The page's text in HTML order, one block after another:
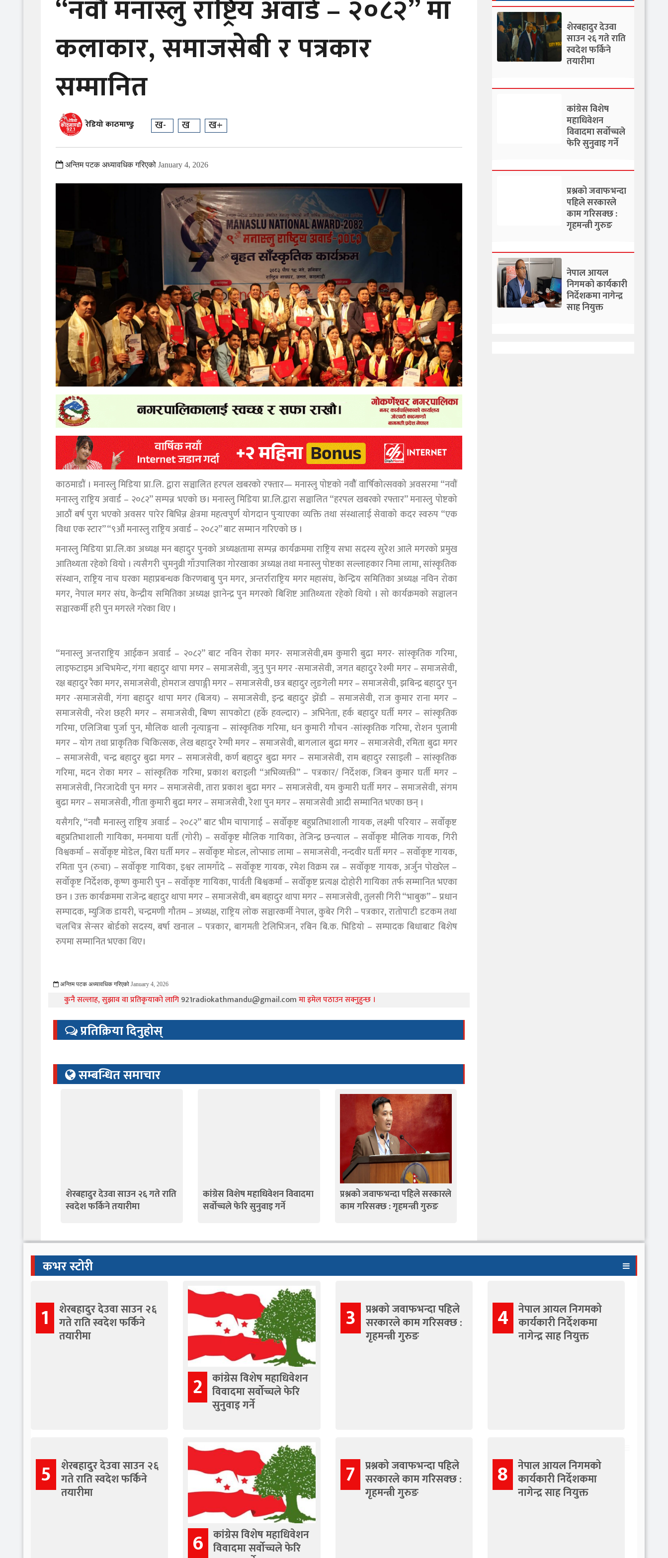
“नवौं मनास्लु राष्ट्रिय अवार्ड – २०८२” मा
कलाकार, समाजसेबी र पत्रकार
सम्मानित
रेडियो काठमाण्डु ख- ख ख+
अन्तिम पटक अध्यावधिक गरिएको January 4, 2026
काठमाडौं । मनास्लु मिडिया प्रा.लि. द्वारा सञ्चालित हरपल खबरको रफ्तार— मनास्लु पोष्टको नवौैं वार्षिकोत्सवको अवसरमा “नवौं
मनास्लु राष्ट्रिय अवार्ड – २०८२” सम्पन्न भएको छ। मनास्लु मिडिया प्रा.लि.द्वारा सञ्चालित “हरपल खबरको रफ्तार” मनास्लु पोष्टको
आठौं बर्ष पुरा भएको अवसर पारेर बिभिन्न क्षेत्रमा महत्वपुर्ण योगदान पुर्‍याएका व्यक्ति तथा संस्थालाई सेवाको कदर स्वरुप “एक
विधा एक स्टार” “९औं मनास्लु राष्ट्रिय अवार्ड – २०८२” बाट सम्मान गरिएको छ ।
मनास्लु मिडिया प्रा.लि.का अध्यक्ष मन बहादुर पुनको अध्यक्षतामा सम्पन्न कार्यक्रममा राष्ट्रिय सभा सदस्य सुरेश आले मगरको प्रमुख
आतिथ्यता रहेको थियो । त्यसैगरी चुमनुव्री गाँउपालिका गोरखाका अध्यक्ष तथा मनास्लु पोष्टका सल्लाहकार निमा लामा, सांस्कृतिक
संस्थान, राष्ट्रिय नाच घरका महाप्रबन्धक किरणबाबु पुन मगर, अन्तर्राराष्ट्रिय मगर महासंघ, केन्द्रिय समितिका अध्यक्ष नविन रोका
मगर, नेपाल मगर संघ, केन्द्रीय समितिका अध्यक्ष ज्ञानेन्द्र पुन मगरको बिशिष्ट आतिथ्यता रहेको थियो । सो कार्यक्रमको सञ्चालन
सञ्चारकर्मी हरी पुन मगरले गरेका थिए ।
“मनास्लु अन्तराष्ट्रिय आईकन अवार्ड – २०८२” बाट नविन रोका मगर- समाजसेवी,बम कुमारी बुढा मगर- सांस्कृतिक गरिमा,
लाइफटाइम अचिभमेन्ट, गंगा बहादुर थापा मगर – समाजसेवी, जुनु पुन मगर -समाजसेवी, जगत बहादुर रेश्मी मगर – समाजसेवी,
रक्ष बहादुर रैका मगर, समाजसेवी, होमराज खपाङ्गी मगर – समाजसेवी, छत्र बहादुर लुङगेली मगर – समाजसेवी, झबिन्द्र बहादुर पुन
मगर -समाजसेवी, गंगा बहादुर थापा मगर (बिजय) – समाजसेवी, इन्द्र बहादुर झेंडी – समाजसेवी, राज कुमार राना मगर –
समाजसेवी, नरेश छहरी मगर – समाजसेवी, बिष्ण सापकोटा (हर्के हवल्दार) – अभिनेता, हर्क बहादुर घर्ती मगर – सांस्कृतिक
गरिमा, एलिजिबा पुर्जा पुन, मौलिक थाली नृत्याङ्गना – सांस्कृतिक गरिमा, धन कुमारी गौचन -सांस्कृतिक गरिमा, रोशन पुलामी
मगर – योग तथा प्राकृतिक चिकित्सक, लेख बहादुर रेग्मी मगर – समाजसेवी, बागलाल बुढा मगर – समाजसेवी, रमिता बुढा मगर
– समाजसेवी, चन्द्र बहादुर बुढा मगर – समाजसेवी, कर्ण बहादुर बुढा मगर – समाजसेवी, राम बहादुर रसाइली – सांस्कृतिक
गरिमा, मदन रोका मगर – सांस्कृतिक गरिमा, प्रकाश बराइली “अभिव्यक्ती” – पत्रकार/ निर्देशक, जिबन कुमार घर्ती मगर –
समाजसेवी, निरजादेवी पुन मगर – समाजसेवी, तारा प्रकाश बुढा मगर – समाजसेवी, यम कुमारी घर्ती मगर – समाजसेवी, संगम
बुढा मगर – समाजसेवी, गीता कुमारी बुढा मगर – समाजसेवी, रेशा पुन मगर – समाजसेवी आदी सम्मानित भएका छन् ।
यसैगरि, “नवौै मनास्लु राष्ट्रिय अवार्ड – २०८२” बाट भीम चापागाई – सर्वोकृष्ट बहुप्रतिभाशाली गायक, लक्ष्मी परियार – सर्वोकृष्ट
बहुप्रतिभाशाली गायिका, मनमाया घर्ती (गोरी) – सर्वोकृष्ट मौलिक गायिका, तेजिन्द्र छन्त्याल – सर्वोकृष्ट मौलिक गायक, गिरी
विश्वकर्मा – सर्वोकृष्ट मोडेल, बिरा घर्ती मगर – सर्वोकृष्ट मोडल, लोप्साङ लामा – समाजसेवी, नन्दवीर घर्ती मगर – सर्वोकृष्ट गायक,
रमिता पुन (रुचा) – सर्वोकृष्ट गायिका, इश्वर लामगाँदे – सर्वोकृष्ट गायक, रमेश विक्रम रत्न – सर्वोकृष्ट गायक, अर्जुन पोखरेल –
सर्वोकृष्ट निर्देशक, कृष्ण कुमारी पुन – सर्वोकृष्ट गायिका, पार्वती बिश्वकर्मा – सर्वोकृष्ट प्रत्यक्ष दोहोरी गायिका तर्फ सम्मानित भएका
छन । उक्त कार्यक्रममा राजेन्द्र बहादुर थापा मगर – समाजसेवी, बम बहादुर थापा मगर – समाजसेवी, तुलसी गिरी “भाबुक” – प्रधान
सम्पादक, म्युजिक डायरी, चन्द्रमणी गौतम – अध्यक्ष, राष्ट्रिय लोक सञ्चारकर्मी नेपाल, कुबेर गिरी – पत्रकार, रातोपाटी डटकम तथा
चलचित्र सेन्सर बोर्डको सदस्य, बर्षा खनाल – पत्रकार, बागमती टेलिभिजन, रबिन बि.क. भिडियो – सम्पादक बिधाबाट बिशेष
रुपमा सम्मानित भएका थिए।
अन्तिम पटक अध्यावधिक गरिएको January 4, 2026
कुनै सल्लाह, सुझाव वा प्रतिकृयाको लागि921radiokathmandu@gmail.comमा इमेल पठाउन सक्नुहुन्छ ।
प्रतिक्रिया दिनुहोस्
सम्बन्धित समाचार
शेरबहादुर देउवा साउन २६ गते राति
स्वदेश फर्किने तयारीमा
कांग्रेस विशेष महाधिवेशन विवादमा
सर्वोच्चले फेरि सुनुवाइ गर्ने
प्रश्नको जवाफभन्दा पहिले सरकारले
काम गरिसक्छ : गृहमन्त्री गुरुङ
शेरबहादुर देउवा
साउन २६ गते राति
स्वदेश फर्किने
तयारीमा
कांग्रेस विशेष
महाधिवेशन
विवादमा सर्वोच्चले
फेरि सुनुवाइ गर्ने
प्रश्नको जवाफभन्दा
पहिले सरकारले
काम गरिसक्छ :
गृहमन्त्री गुरुङ
नेपाल आयल
निगमको कार्यकारी
निर्देशकमा नागेन्द्र
साह नियुक्त
कभर स्टोरी
1 शेरबहादुर देउवा साउन २६
गते राति स्वदेश फर्किने
तयारीमा
2 कांग्रेस विशेष महाधिवेशन
विवादमा सर्वोच्चले फेरि
सुनुवाइ गर्ने
3 प्रश्नको जवाफभन्दा पहिले
सरकारले काम गरिसक्छ :
गृहमन्त्री गुरुङ
4 नेपाल आयल निगमको
कार्यकारी निर्देशकमा
नागेन्द्र साह नियुक्त
5 शेरबहादुर देउवा साउन २६
गते राति स्वदेश फर्किने
तयारीमा
6 कांग्रेस विशेष महाधिवेशन
विवादमा सर्वोच्चले फेरि
7 प्रश्नको जवाफभन्दा पहिले
सरकारले काम गरिसक्छ :
गृहमन्त्री गुरुङ
8 नेपाल आयल निगमको
कार्यकारी निर्देशकमा
नागेन्द्र साह नियुक्त